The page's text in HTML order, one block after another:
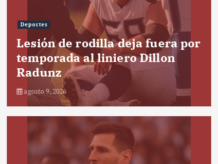
Deportes
Lesión de rodilla deja fuera por
temporada al liniero Dillon
Radunz
agosto 9, 2026